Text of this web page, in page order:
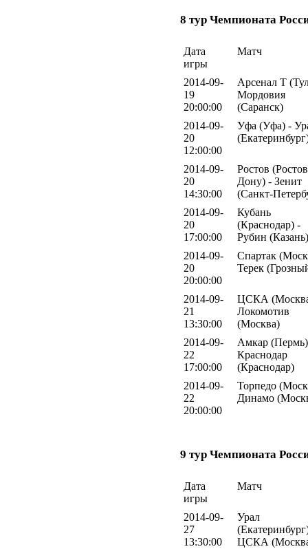
8 тур Чемпионата
Дата
игры
Матч
2014-09-
19
20:00:00
Арсенал Т
Мордовия
(Саранск)
2014-09-
20
12:00:00
Уфа (Уфа) -
2014-09-
20
14:30:00
Ростов
Дону) - Зенит
(Санкт-
2014-09-
20
17:00:00
Кубань
(Краснодар) -
Рубин (Казань)
2014-09-
20
20:00:00
Спартак
Терек
2014-09-
21
13:30:00
ЦСКА
Локомотив
(Москва)
2014-09-
22
17:00:00
Амкар
Краснодар
(Краснодар)
2014-09-
22
20:00:00
Торпедо
Динамо
9 тур Чемпионата
Дата
игры
Матч
2014-09-
27
13:30:00
Урал
ЦСКА